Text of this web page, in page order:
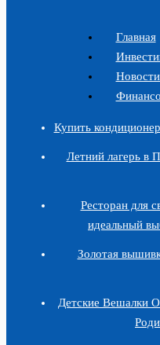
Главная
Купить
Летний лагерь в
Ресторан для
идеальный
Золотая
Детские Вешалки